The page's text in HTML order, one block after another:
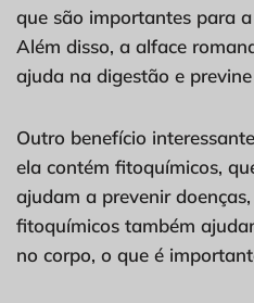
que são importantes para
Além disso, a alface
ajuda na digestão e
Outro benefício
ela contém fitoquímicos,
ajudam a prevenir
fitoquímicos também
no corpo, o que é